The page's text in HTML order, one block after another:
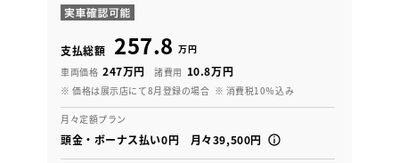
支払総額 257.8 万円
車両価格 247万円 諸費用 10.8万円
※ 価格は展示店にて8月登録の場合 ※ 消費税10％込み
月々定額プラン
頭金・ボーナス払い0円 月々39,500円